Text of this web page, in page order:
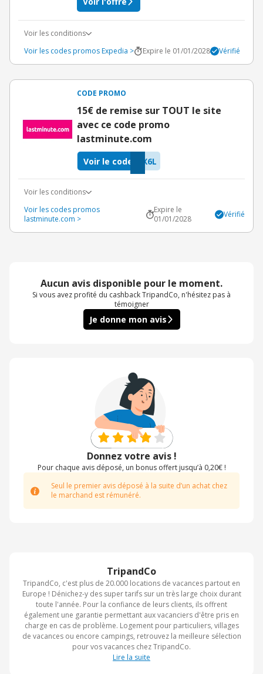
TripandCo
TripandCo, c'est plus de 20.000 locations de vacances partout en
Europe ! Dénichez-y des super tarifs sur un très large choix durant
toute l'année. Pour la confiance de leurs clients, ils offrent
également une garantie permettant aux vacanciers d'être pris en
charge en cas de problème. Logement pour particuliers, villages
de vacances ou encore campings, retrouvez la meilleure sélection
pour vos vacances chez TripandCo.
Lire la suite
Voir les conditions
Voir les codes promos Expedia >
Expire le 01/01/2028 Vérifié
CODE PROMO
15€ de remise sur TOUT le site
avec ce code promo
lastminute.com
X6L
Voir le code
Voir les conditions
Voir les codes promos
lastminute.com >
Expire le
01/01/2028
Vérifié
Aucun avis disponible pour le moment.
Si vous avez profité du cashback TripandCo, n'hésitez pas à
témoigner
Je donne mon avis
Donnez votre avis !
Pour chaque avis déposé, un bonus offert jusqu’à 0,20€ !
Seul le premier avis déposé à la suite d’un achat chez
le marchand est rémunéré.